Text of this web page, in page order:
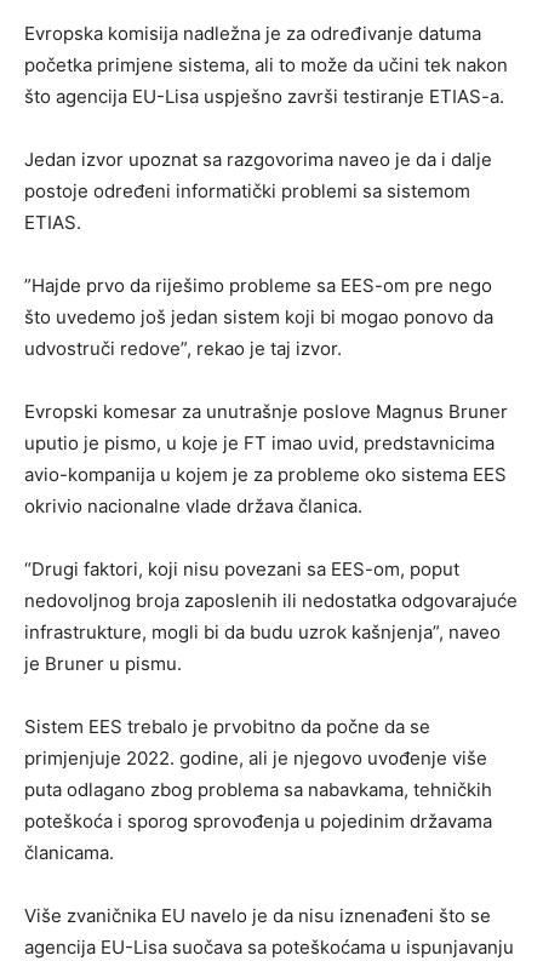
Evropska komisija nadležna je za određivanje datuma
početka primjene sistema, ali to može da učini tek nakon
što agencija EU-Lisa uspješno završi testiranje ETIAS-a.
Jedan izvor upoznat sa razgovorima naveo je da i dalje
postoje određeni informatički problemi sa sistemom
ETIAS.
​”Hajde prvo da riješimo probleme sa EES-om pre nego
što uvedemo još jedan sistem koji bi mogao ponovo da
udvostruči redove”, rekao je taj izvor.
Evropski komesar za unutrašnje poslove Magnus Bruner
uputio je pismo, u koje je FT imao uvid, predstavnicima
avio-kompanija u kojem je za probleme oko sistema EES
okrivio nacionalne vlade država članica.
“Drugi faktori, koji nisu povezani sa EES-om, poput
nedovoljnog broja zaposlenih ili nedostatka odgovarajuće
infrastrukture, mogli bi da budu uzrok kašnjenja”, naveo
je Bruner u pismu.
Sistem EES trebalo je prvobitno da počne da se
primjenjuje 2022. godine, ali je njegovo uvođenje više
puta odlagano zbog problema sa nabavkama, tehničkih
poteškoća i sporog sprovođenja u pojedinim državama
članicama.
Više zvaničnika EU navelo je da nisu iznenađeni što se
agencija EU-Lisa suočava sa poteškoćama u ispunjavanju